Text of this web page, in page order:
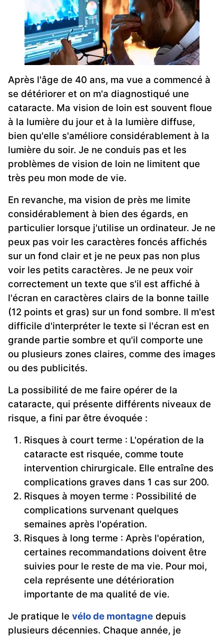
Après l'âge de 40 ans, ma vue a commencé à
se détériorer et on m'a diagnostiqué une
cataracte. Ma vision de loin est souvent floue
à la lumière du jour et à la lumière diffuse,
bien qu'elle s'améliore considérablement à la
lumière du soir. Je ne conduis pas et les
problèmes de vision de loin ne limitent que
très peu mon mode de vie.
En revanche, ma vision de près me limite
considérablement à bien des égards, en
particulier lorsque j'utilise un ordinateur. Je ne
peux pas voir les caractères foncés affichés
sur un fond clair et je ne peux pas non plus
voir les petits caractères. Je ne peux voir
correctement un texte que s'il est affiché à
l'écran en caractères clairs de la bonne taille
(12 points et gras) sur un fond sombre. Il m'est
difficile d'interpréter le texte si l'écran est en
grande partie sombre et qu'il comporte une
ou plusieurs zones claires, comme des images
ou des publicités.
La possibilité de me faire opérer de la
cataracte, qui présente différents niveaux de
risque, a fini par être évoquée :
Risques à court terme : L'opération de la
cataracte est risquée, comme toute
intervention chirurgicale. Elle entraîne des
complications graves dans 1 cas sur 200.
Risques à moyen terme : Possibilité de
complications survenant quelques
semaines après l'opération.
Risques à long terme : Après l'opération,
certaines recommandations doivent être
suivies pour le reste de ma vie. Pour moi,
cela représente une détérioration
importante de ma qualité de vie.
Je pratique le vélo de montagne depuis
plusieurs décennies. Chaque année, je